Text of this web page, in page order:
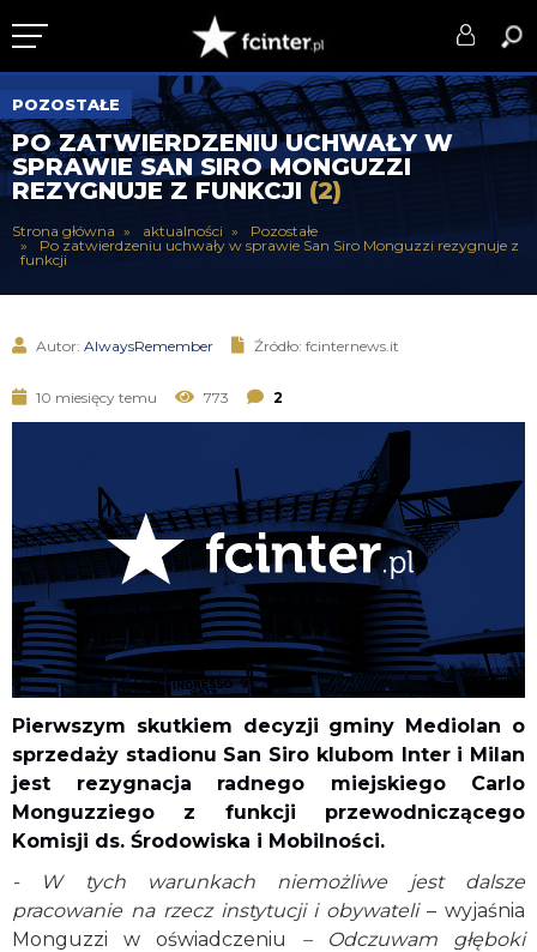
KLUB
DRUŻYNA
SERIE A
PUCHARY
SERWIS
POZOSTAŁE
PO ZATWIERDZENIU UCHWAŁY W
SPRAWIE SAN SIRO MONGUZZI
REZYGNUJE Z FUNKCJI (2)
Strona główna aktualności
Pozostałe
Po zatwierdzeniu uchwały w sprawie San Siro Monguzzi rezygnuje z
funkcji
Autor: AlwaysRemember Źródło: fcinternews.it
10 miesięcy temu 773 2
Pierwszym skutkiem decyzji gminy Mediolan o
sprzedaży stadionu San Siro klubom Inter i Milan
jest rezygnacja radnego miejskiego Carlo
Monguzziego z funkcji przewodniczącego
Komisji ds. Środowiska i Mobilności.
- W tych warunkach niemożliwe jest dalsze
pracowanie na rzecz instytucji i obywateli– wyjaśnia
Monguzzi w oświadczeniu – Odczuwam głęboki